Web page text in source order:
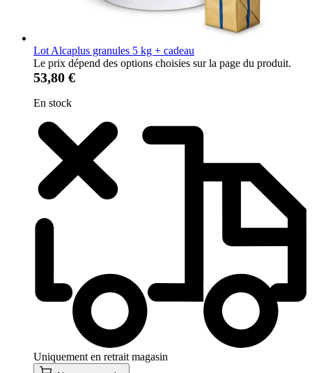
Lot Alcaplus granules 5 kg + cadeau
Le prix dépend des options choisies sur la page du produit.
53,80 €
En stock
Uniquement en retrait magasin